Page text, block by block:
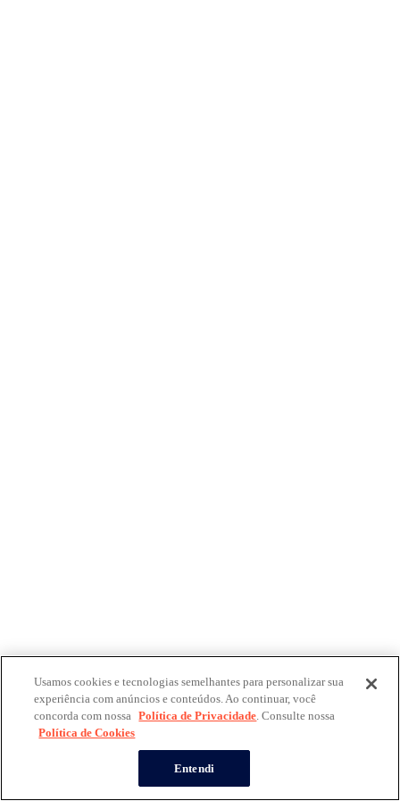
Usamos cookies e tecnologias semelhantes para personalizar sua
experiência com anúncios e conteúdos. Ao continuar, você
concorda com nossa Política de Privacidade. Consulte nossa
Política de Cookies
Entendi